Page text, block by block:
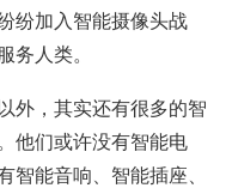
纷加入智能摄像头战
务人类。
，其实还有很多的智
他们或许没有智能电
智能音响、智能插座、